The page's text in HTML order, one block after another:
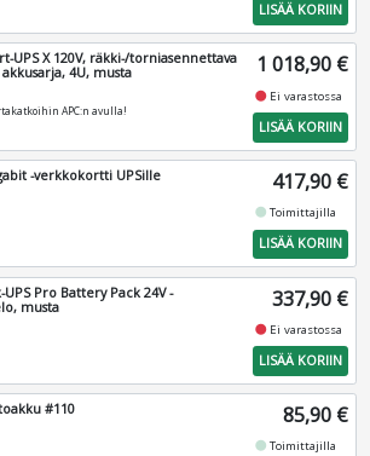
LISÄÄ KORIIN
UPS X 120V, räkki-/torniasennettava
4U, musta
APC:n avulla!
1 018,90 €
fiber_manual_record Ei varastossa
LISÄÄ KORIIN
-verkkokortti UPSille 417,90 €
fiber_manual_recordToimittajilla
LISÄÄ KORIIN
Pro Battery Pack 24V -
musta
337,90 €
fiber_manual_record Ei varastossa
LISÄÄ KORIIN
#110 85,90 €
fiber_manual_recordToimittajilla